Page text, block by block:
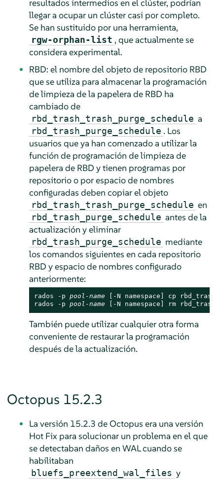
resultados intermedios en el clúster, podrían
llegar a ocupar un clúster casi por completo.
Se han sustituido por una herramienta,
rgw-orphan-list , que actualmente se
considera experimental.
RBD: el nombre del objeto de repositorio RBD
que se utiliza para almacenar la programación
de limpieza de la papelera de RBD ha
cambiado de
rbd_trash_trash_purge_schedule a
rbd_trash_purge_schedule . Los
usuarios que ya han comenzado a utilizar la
función de programación de limpieza de
papelera de RBD y tienen programas por
repositorio o por espacio de nombres
configuradas deben copiar el objeto
rbd_trash_trash_purge_schedule en
rbd_trash_purge_schedule antes de la
actualización y eliminar
rbd_trash_purge_schedule mediante
los comandos siguientes en cada repositorio
RBD y espacio de nombres configurado
anteriormente:
rados -p pool-name [-N namespace] cp
rados -p pool-name [-N namespace] rm
También puede utilizar cualquier otra forma
conveniente de restaurar la programación
después de la actualización.
Octopus 15.2.3
La versión 15.2.3 de Octopus era una versión
Hot Fix para solucionar un problema en el que
se detectaban daños en WAL cuando se
habilitaban
bluefs_preextend_wal_files y